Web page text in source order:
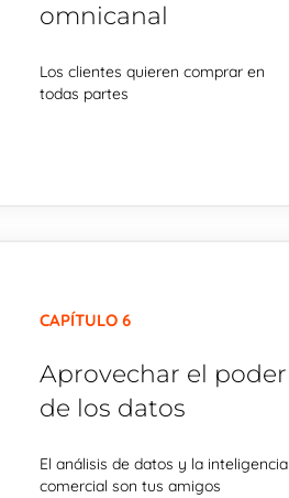
omnicanal
Los clientes quieren comprar en
todas partes
CAPÍTULO 6
Aprovechar el poder
de los datos
El análisis de datos y la inteligencia
comercial son tus amigos